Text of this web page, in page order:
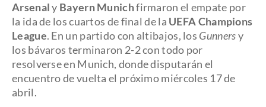
Arsenaly Bayern Munichfirmaron el empate por
la ida de los cuartos de final de la UEFA Champions
League. En un partido con altibajos, los Gunnersy
los bávaros terminaron 2-2 con todo por
resolverse en Munich, donde disputarán el
encuentro de vuelta el próximo miércoles 17 de
abril.